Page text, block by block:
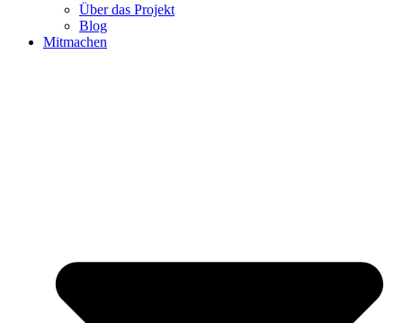
Über das Projekt
Blog
Mitmachen